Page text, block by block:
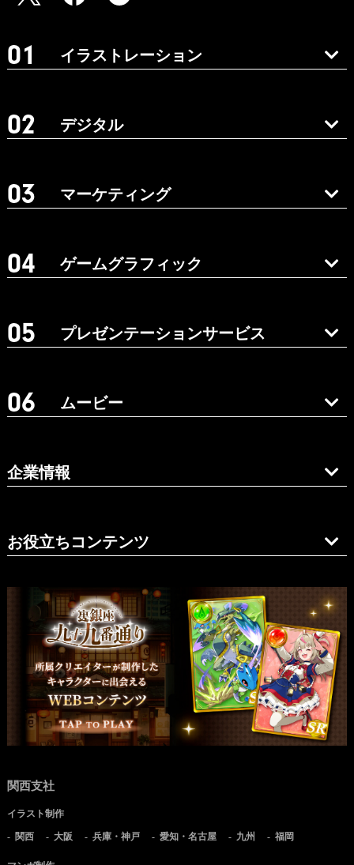
イラストレーション
デジタル
マーケティング
ゲームグラフィック
プレゼンテーションサービス
ムービー
企業情報
お役立ちコンテンツ
関西支社
イラスト制作
関西 大阪 兵庫・神戸 愛知・名古屋 九州 福岡